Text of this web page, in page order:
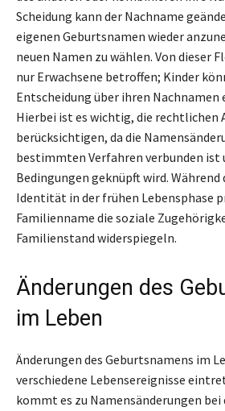
Scheidung kann der Nachname
eigenen Geburtsnamen wieder
neuen Namen zu wählen. Von dieser
nur Erwachsene betroffen; Kinder
Entscheidung über ihren Nachnamen
Hierbei ist es wichtig, die rechtlichen
berücksichtigen, da die
bestimmten Verfahren verbunden ist
Bedingungen geknüpft wird. Während
Identität in der frühen Lebensphase
Familienname die soziale
Familienstand widerspiegeln.
Änderungen des
im Leben
Änderungen des Geburtsnamens im
verschiedene Lebensereignisse
kommt es zu Namensänderungen